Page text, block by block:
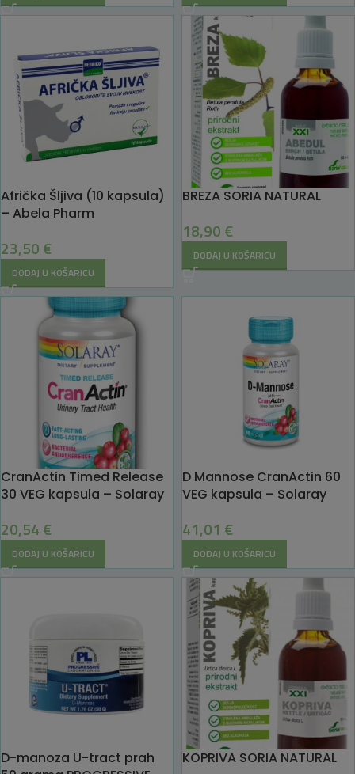
Afrička Šljiva (10 kapsula)
– Abela Pharm
23,50 €
DODAJ U KOŠARICU
BREZA SORIA NATURAL
18,90 €
DODAJ U KOŠARICU
CranActin Timed Release
30 VEG kapsula – Solaray
20,54 €
DODAJ U KOŠARICU
D Mannose CranActin 60
VEG kapsula – Solaray
41,01 €
DODAJ U KOŠARICU
D-manoza U-tract prah
KOPRIVA SORIA NATURAL